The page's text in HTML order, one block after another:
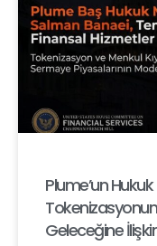
Plume’un
Geleceğine